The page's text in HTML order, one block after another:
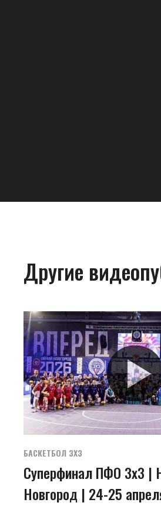
Другие
БАСКЕТБОЛ 3Х3
Суперфинал ПФО 3х3 |
Новгород | 24-25